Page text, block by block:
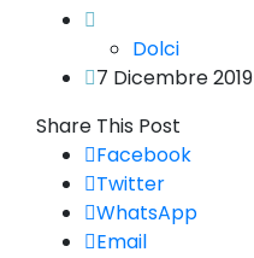
Dolci
7 Dicembre 2019
Share This Post
Facebook
Twitter
WhatsApp
Email